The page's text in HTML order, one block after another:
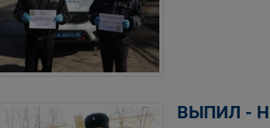
ВЫПИЛ -